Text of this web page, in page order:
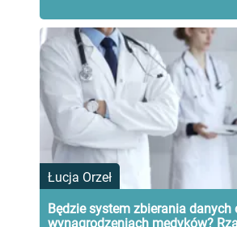
Łucja Orzeł
Będzie system zbierania danych
wynagrodzeniach medyków?